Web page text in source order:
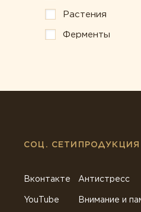
Растения
Ферменты
СОЦ. СЕТИ
Вконтакте
YouTube
ПРОДУКЦИЯ
Антистресс
Внимание и